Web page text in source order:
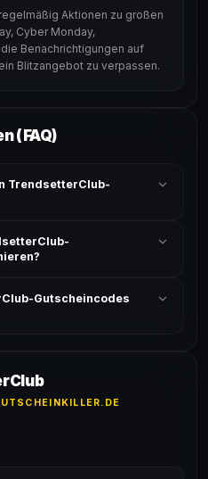
Aktionen zu großen
Cyber Monday,
Benachrichtigungen auf
Blitzangebot zu verpassen.
(FAQ)
TrendsetterClub-
bereits reduzierte Artikel
du unter „Details".
mehrerer Codes ist meist
Angebotsbedingungen
Gutscheincodes
Angebot angezeigt.